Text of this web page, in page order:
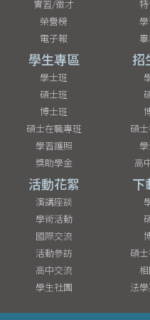
實習/徵才
榮譽榜
電子報
學生專區
學士班
碩士班
博士班
碩士在職專班
學習護照
獎助學金
招
碩
高
活動花絮
演講座談
學術活動
國際交流
活動參訪
高中交流
學生社團
下
碩
法